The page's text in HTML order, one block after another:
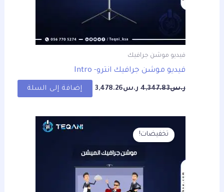
فيديو موشن جرافيك
فيديو موشن جرافيك انترو- Intro
ر.س4,347.83 ر.س3,478.26 إضافة إلى السلة
تخفيضات!
الأصلي
هو:
ر.س4,347.83.
الحالي
ر.س3,478.26.